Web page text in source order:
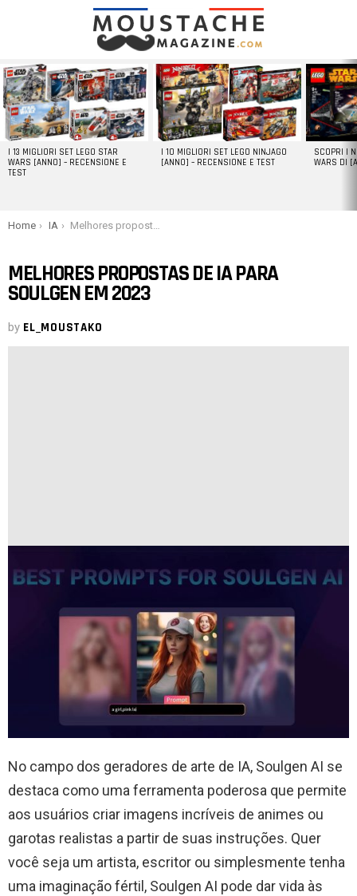
LATEST
STORIES
I 13 MIGLIORI SET LEGO STAR
WARS [ANNO] – RECENSIONE E
TEST
I 10 MIGLIORI SET LEGO NINJAGO
[ANNO] – RECENSIONE E TEST
SCOPRI I
WARS DI
You are here:
Home IA Melhores propostas de IA para Soulgen em 2023
MELHORES PROPOSTAS DE IA PARA
SOULGEN EM 2023
by EL_MOUSTAKO
No campo dos geradores de arte de IA, Soulgen AI se
destaca como uma ferramenta poderosa que permite
aos usuários criar imagens incríveis de animes ou
garotas realistas a partir de suas instruções. Quer
você seja um artista, escritor ou simplesmente tenha
uma imaginação fértil, Soulgen AI pode dar vida às